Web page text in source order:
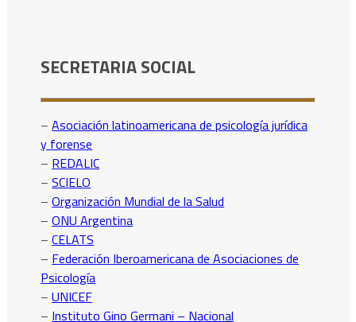
SECRETARIA SOCIAL
–Asociación latinoamericana de psicología jurídica
y forense
– REDALIC
–SCIELO
–Organización Mundial de la Salud
–ONU Argentina
–CELATS
– Federación Iberoamericana de Asociaciones de
Psicología
–UNICEF
– Instituto Gino Germani – Nacional